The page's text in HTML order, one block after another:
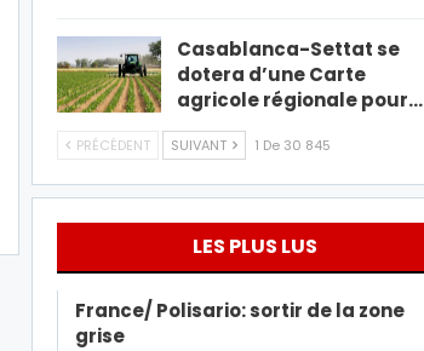
Casablanca-Settat se
dotera d’une Carte
agricole régionale pour…
PRÉCÉDENT SUIVANT 1 De 30 845
LES PLUS LUS
France/ Polisario: sortir de la zone
grise